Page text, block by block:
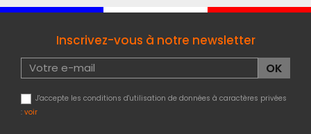
Inscrivez-vous à notre newsletter
J'accepte les conditions d'utilisation de données à caractères privées
: voir